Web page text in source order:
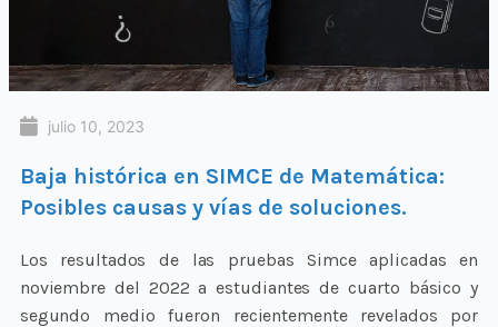
julio 10, 2023
Baja histórica en SIMCE de Matemática:
Posibles causas y vías de soluciones.
Los resultados de las pruebas Simce aplicadas en
noviembre del 2022 a estudiantes de cuarto básico y
segundo medio fueron recientemente revelados por